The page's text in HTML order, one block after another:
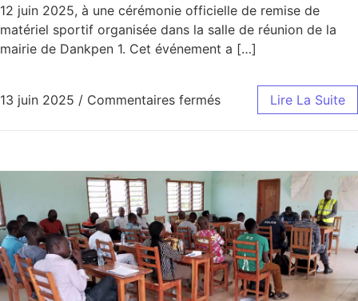
12 juin 2025, à une cérémonie officielle de remise de
matériel sportif organisée dans la salle de réunion de la
mairie de Dankpen 1. Cet événement a […]
13 juin 2025 / Commentaires ferméssur Sport pour le
Lire La Suite